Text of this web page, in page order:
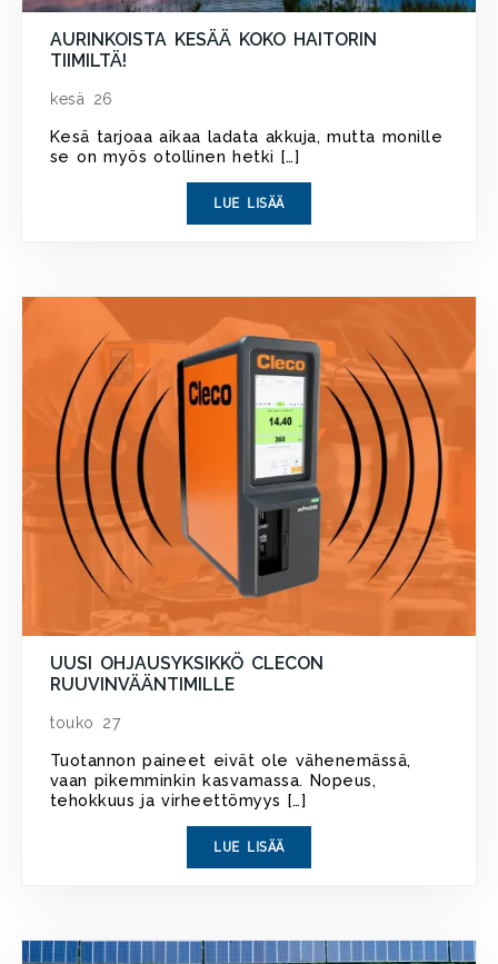
AURINKOISTA KESÄÄ KOKO HAITORIN
TIIMILTÄ!
kesä 26
Kesä tarjoaa aikaa ladata akkuja, mutta monille
se on myös otollinen hetki […]
LUE LISÄÄ
UUSI OHJAUSYKSIKKÖ CLECON
RUUVINVÄÄNTIMILLE
touko 27
Tuotannon paineet eivät ole vähenemässä,
vaan pikemminkin kasvamassa. Nopeus,
tehokkuus ja virheettömyys […]
LUE LISÄÄ